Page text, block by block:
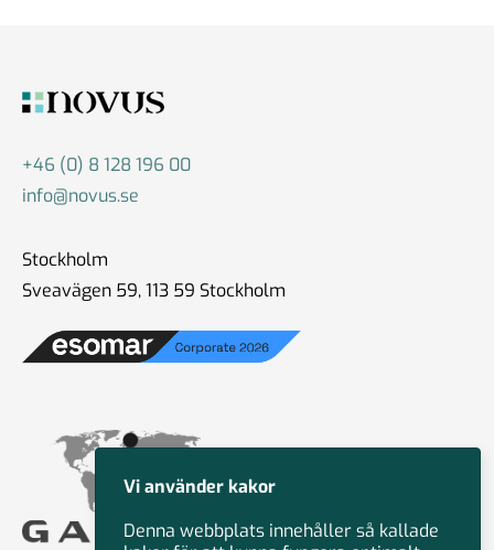
+46 (0) 8 128 196 00
info@novus.se
Stockholm
Sveavägen 59, 113 59 Stockholm
Vi använder kakor
Denna webbplats innehåller så kallade